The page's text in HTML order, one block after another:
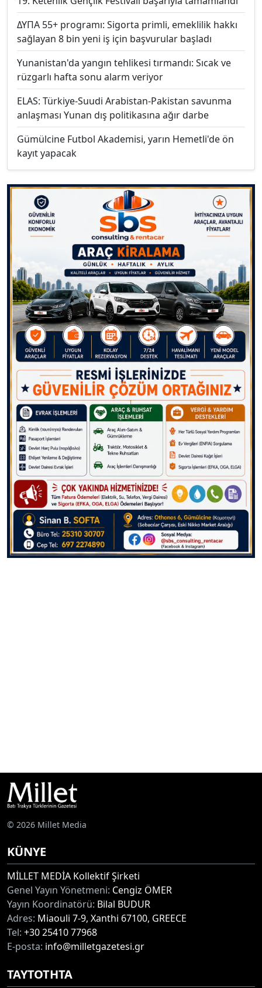
ΔΥΠΑ 55+ programı: Sigorta primli, emeklilik hakkı
sağlayan 8 bin yeni iş için başvurular başladı
Yunanistan'da yangın tehlikesi tırmandı: Sıcak ve
rüzgarlı hafta sonu alarm veriyor
ELAS: Türkiye-Suudi Arabistan-Pakistan savunma
anlaşması Yunan dış politikasına ağır darbe
Gümülcine Futbol Akademisi, yarın Hemetli'de ön
kayıt yapacak
© 2026 Millet Media
KÜNYE
MİLLET MEDİA Kollektif Şirketi
Genel Yayın Yönetmeni: Cengiz ÖMER
Yayın Koordinatörü: Bilal BUDUR
Adres: Miaouli 7-9, Xanthi 67100, GREECE
Tel: +30 25410 77968
E-posta: info@milletgazetesi.gr
ΤΑΥΤΟΤΗΤΑ